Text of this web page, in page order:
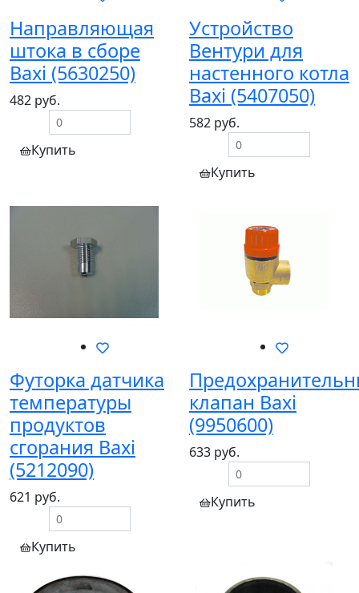
Направляющая
штока в сборе
Baxi (5630250)
482 руб.
Купить
Устройство
Вентури для
настенного котла
Baxi (5407050)
582 руб.
Купить
Футорка датчика
температуры
продуктов
сгорания Baxi
(5212090)
621 руб.
Купить
клапан Baxi
(9950600)
633 руб.
Купить